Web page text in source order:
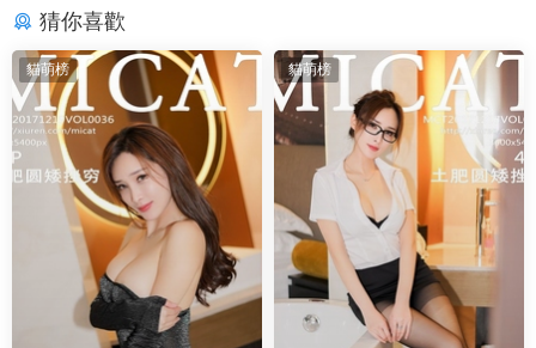
猜你喜歡
貓萌榜 貓萌榜